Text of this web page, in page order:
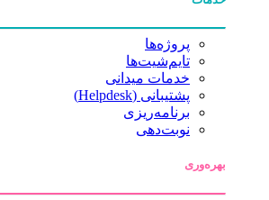
پروژه‌ها
تایم‌شیت‌ها
خدمات میدانی
پشتیبانی (Helpdesk)
برنامه‌ریزی
نوبت‌دهی
بهره‌وری